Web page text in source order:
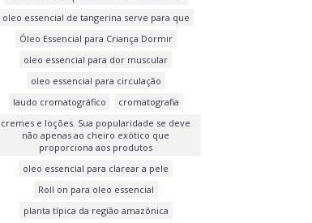
oleo essencial de tangerina serve para que
Óleo Essencial para Criança Dormir
oleo essencial para dor muscular
oleo essencial para circulação
laudo cromatográfico
cromatografia
cremes e loções. Sua popularidade se deve
não apenas ao cheiro exótico que
proporciona aos produtos
oleo essencial para clarear a pele
Roll on para oleo essencial
planta típica da região amazônica